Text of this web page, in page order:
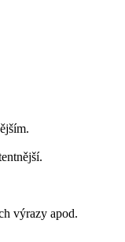
výrazy apod.